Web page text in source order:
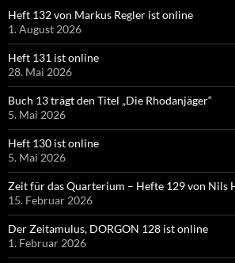
Heft 132 von Markus Regler ist online
1. August 2026
Heft 131 ist online
28. Mai 2026
Buch 13 trägt den Titel „Die Rhodanjäger“
5. Mai 2026
Heft 130 ist online
5. Mai 2026
Zeit für das Quarterium – Hefte 129 von Nils
15. Februar 2026
Der Zeitamulus, DORGON 128 ist online
1. Februar 2026